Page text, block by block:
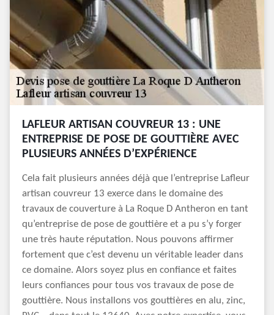
LAFLEUR ARTISAN COUVREUR 13 : UNE
ENTREPRISE DE POSE DE GOUTTIÈRE AVEC
PLUSIEURS ANNÉES D’EXPÉRIENCE
Cela fait plusieurs années déjà que l’entreprise Lafleur
artisan couvreur 13 exerce dans le domaine des
travaux de couverture à La Roque D Antheron en tant
qu’entreprise de pose de gouttière et a pu s’y forger
une très haute réputation. Nous pouvons affirmer
fortement que c’est devenu un véritable leader dans
ce domaine. Alors soyez plus en confiance et faites
leurs confiances pour tous vos travaux de pose de
gouttière. Nous installons vos gouttières en alu, zinc,